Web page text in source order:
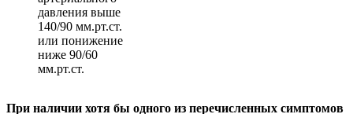
давления выше
140/90 мм.рт.ст.
или понижение
ниже 90/60
мм.рт.ст.
При наличии хотя бы одного из перечисленных симптомов